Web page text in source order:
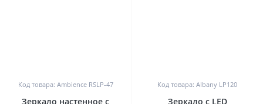
Код товара: Ambience RSLP-47
Зеркало настенное с
Код товара: Albany LP120
Зеркало с LED